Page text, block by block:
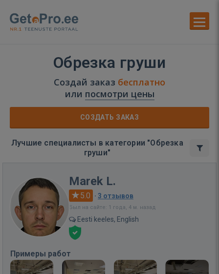
Обрезка груши
Создай заказ бесплатно
или посмотри цены
СОЗДАТЬ ЗАКАЗ
Лучшие специалисты в категории "Обрезка
груши"
Marek L.
5.0 · 3 отзывов
Был на сайте: 1 года, 4 м. назад
Eesti keeles, English
Примеры работ